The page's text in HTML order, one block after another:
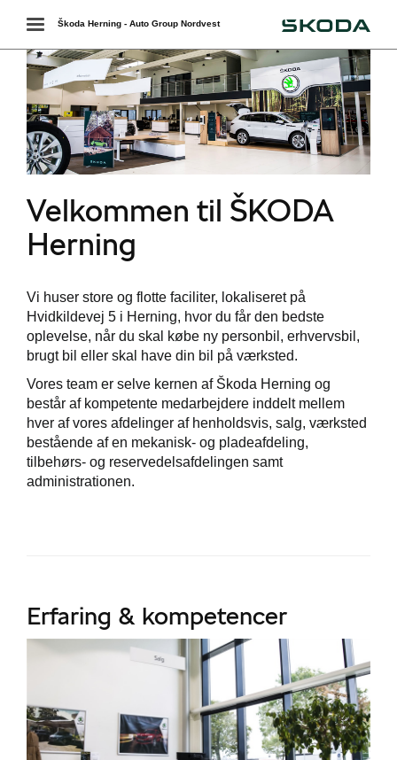
Toggle
navigation
Škoda Herning - Auto Group Nordvest
Velkommen til ŠKODA
Herning
Vi huser store og flotte faciliter, lokaliseret på
Hvidkildevej 5 i Herning, hvor du får den bedste
oplevelse, når du skal købe ny personbil, erhvervsbil,
brugt bil eller skal have din bil på værksted.
Vores team er selve kernen af Škoda Herning og
består af kompetente medarbejdere inddelt mellem
hver af vores afdelinger af henholdsvis, salg, værksted
bestående af en mekanisk- og pladeafdeling,
tilbehørs- og reservedelsafdelingen samt
administrationen.
Erfaring & kompetencer